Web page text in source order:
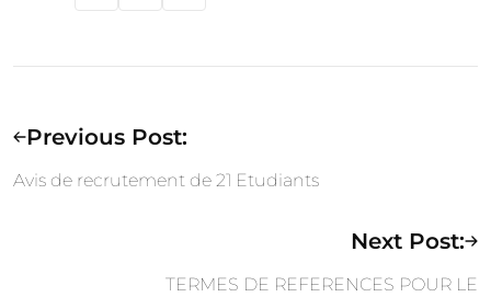
Previous Post:
Avis de recrutement de 21 Etudiants
Next Post:
TERMES DE REFERENCES POUR LE